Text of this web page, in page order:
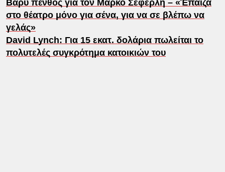
Βαρύ πένθος για τον Μάρκο Σεφερλή – «Έπαιζα
στο θέατρο μόνο για σένα, για να σε βλέπω να
γελάς»
David Lynch: Για 15 εκατ. δολάρια πωλείται το
πολυτελές συγκρότημα κατοικιών του